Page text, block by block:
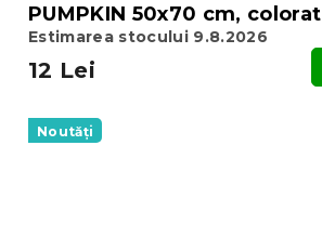
PUMPKIN 50x70 cm, colorat
Estimarea stocului 9.8.2026
12 Lei
Noutăți